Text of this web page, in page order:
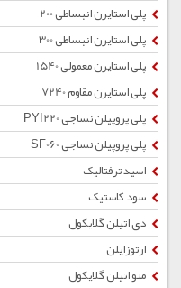
پلی استایرن انبساطی 200
پلی استایرن انبساطی 300
پلی استایرن معمولی 1540
پلی استایرن مقاوم 7240
پلی پروپیلن نساجی PYI220
پلی پروپیلن نساجی SF060
اسید ترفتالیک
سود کاستیک
دی اتیلن گلایکول
ارتوزایلن
منو اتیلن گلایکول